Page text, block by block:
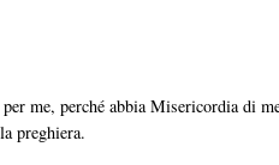
me, perché abbia Misericordia di
preghiera.